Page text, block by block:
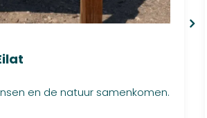
en de natuur samenkomen.